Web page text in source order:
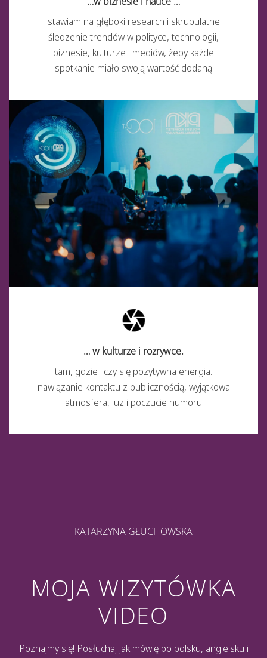
stawiam na głęboki research i skrupulatne
śledzenie trendów w polityce, technologii,
biznesie, kulturze i mediów, żeby każde
spotkanie miało swoją wartość dodaną
… w kulturze i rozrywce.
tam, gdzie liczy się pozytywna energia.
nawiązanie kontaktu z publicznością, wyjątkowa
atmosfera, luz i poczucie humoru
KATARZYNA GŁUCHOWSKA
MOJA WIZYTÓWKA
VIDEO
Poznajmy się! Posłuchaj jak mówię po polsku, angielsku i